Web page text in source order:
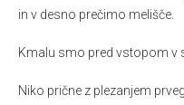
in v desno prečimo melišče.
Kmalu smo pred vstopom v
Niko prične z plezanjem